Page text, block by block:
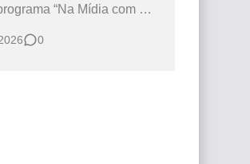
“Na Mídia com a
Neymar Jr., uno de
0